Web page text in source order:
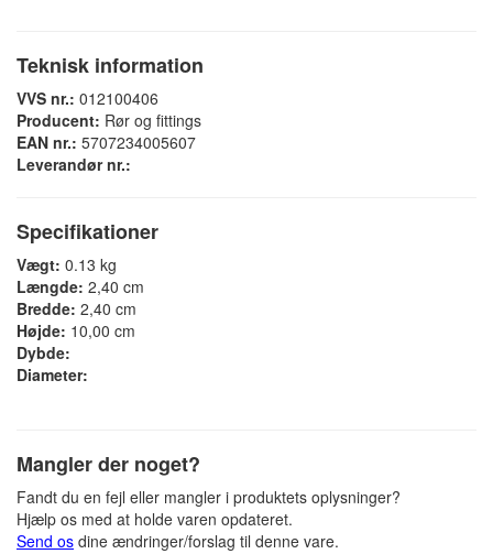
Teknisk information
VVS nr.: 012100406
Producent: Rør og fittings
EAN nr.: 5707234005607
Leverandør nr.:
Specifikationer
Vægt: 0.13 kg
Længde: 2,40 cm
Bredde: 2,40 cm
Højde: 10,00 cm
Dybde:
Diameter:
Mangler der noget?
Fandt du en fejl eller mangler i produktets oplysninger?
Hjælp os med at holde varen opdateret.
Send os dine ændringer/forslag til denne vare.